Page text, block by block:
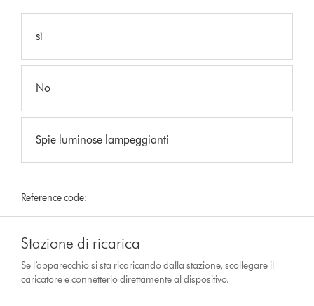
sì
No
Spie luminose lampeggianti
Reference code:
Stazione di ricarica
Se l’apparecchio si sta ricaricando dalla stazione, scollegare il
caricatore e connetterlo direttamente al dispositivo.